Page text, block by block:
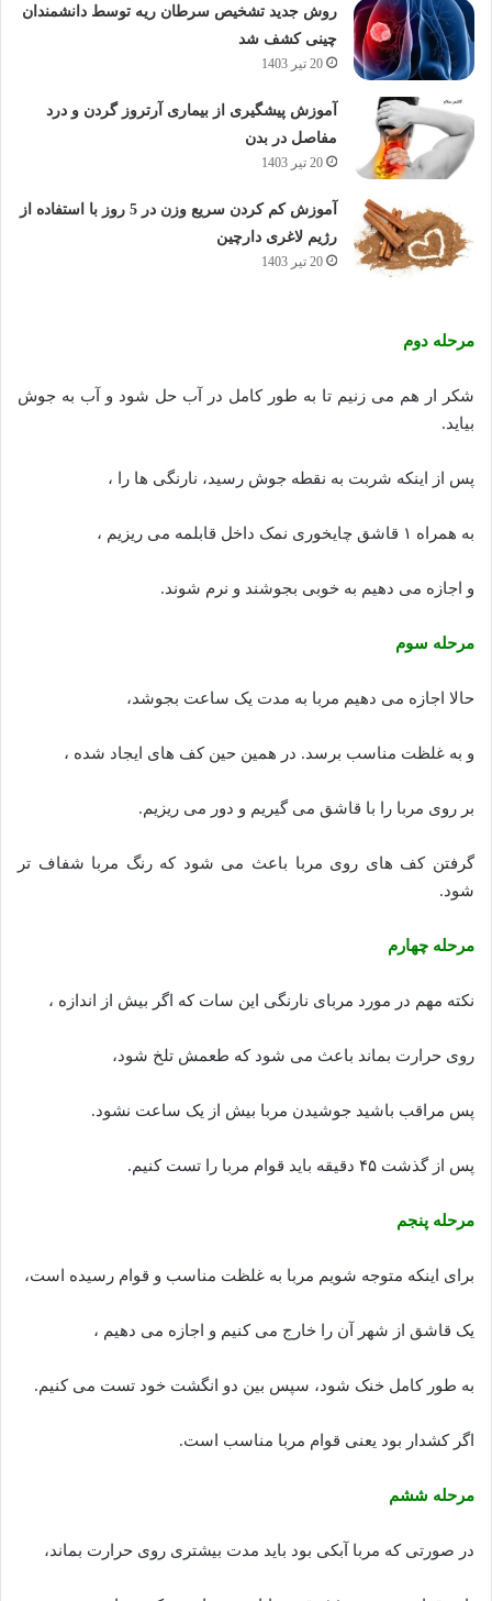
روش جدید تشخیص سرطان ریه توسط دانشمندان
چینی کشف شد
20 تیر 1403
آموزش پیشگیری از بیماری آرتروز گردن و درد
مفاصل در بدن
20 تیر 1403
آموزش کم کردن سریع وزن در 5 روز با استفاده از
رژیم لاغری دارچین
20 تیر 1403
مرحله دوم
شکر ار هم می زنیم تا به طور کامل در آب حل شود و آب به جوش
بیاید.
پس از اینکه شربت به نقطه جوش رسید، نارنگی ها را ،
به همراه ۱ قاشق چایخوری نمک داخل قابلمه می ریزیم ،
و اجازه می دهیم به خوبی بجوشند و نرم شوند.
مرحله سوم
حالا اجازه می دهیم مربا به مدت یک ساعت بجوشد،
و به غلظت مناسب برسد. در همین حین کف های ایجاد شده ،
بر روی مربا را با قاشق می گیریم و دور می ریزیم.
گرفتن کف های روی مربا باعث می شود که رنگ مربا شفاف تر
شود.
مرحله چهارم
نکته مهم در مورد مربای نارنگی این سات که اگر بیش از اندازه ،
روی حرارت بماند باعث می شود که طعمش تلخ شود،
پس مراقب باشید جوشیدن مربا بیش از یک ساعت نشود.
پس از گذشت ۴۵ دقیقه باید قوام مربا را تست کنیم.
مرحله پنجم
برای اینکه متوجه شویم مربا به غلظت مناسب و قوام رسیده است،
یک قاشق از شهر آن را خارج می کنیم و اجازه می دهیم ،
به طور کامل خنک شود، سپس بین دو انگشت خود تست می کنیم.
اگر کشدار بود یعنی قوام مربا مناسب است.
مرحله ششم
در صورتی که مربا آبکی بود باید مدت بیشتری روی حرارت بماند،